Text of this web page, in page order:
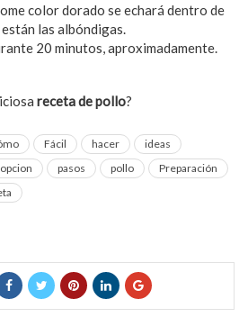
color dorado se echará dentro de
las albóndigas.
20 minutos, aproximadamente.
receta de pollo?
Fácil hacer
ideas
opcion pasos pollo
Preparación